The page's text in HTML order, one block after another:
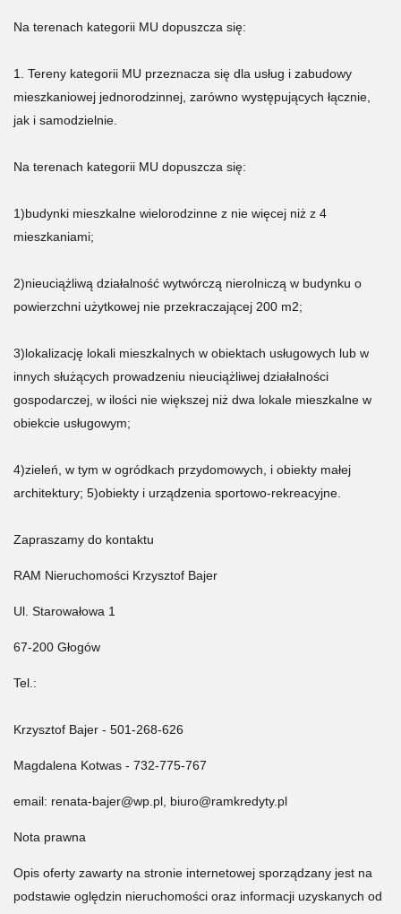
Na terenach kategorii MU dopuszcza się:
1. Tereny kategorii MU przeznacza się dla usług i zabudowy
mieszkaniowej jednorodzinnej, zarówno występujących łącznie,
jak i samodzielnie.
Na terenach kategorii MU dopuszcza się:
1)budynki mieszkalne wielorodzinne z nie więcej niż z 4
mieszkaniami;
2)nieuciążliwą działalność wytwórczą nierolniczą w budynku o
powierzchni użytkowej nie przekraczającej 200 m2;
3)lokalizację lokali mieszkalnych w obiektach usługowych lub w
innych służących prowadzeniu nieuciążliwej działalności
gospodarczej, w ilości nie większej niż dwa lokale mieszkalne w
obiekcie usługowym;
4)zieleń, w tym w ogródkach przydomowych, i obiekty małej
architektury; 5)obiekty i urządzenia sportowo-rekreacyjne.
Zapraszamy do kontaktu
RAM Nieruchomości Krzysztof Bajer
Ul. Starowałowa 1
67-200 Głogów
Tel.:
Krzysztof Bajer - 501-268-626
Magdalena Kotwas - 732-775-767
email: renata-bajer@wp.pl, biuro@ramkredyty.pl
Nota prawna
Opis oferty zawarty na stronie internetowej sporządzany jest na
podstawie oględzin nieruchomości oraz informacji uzyskanych od